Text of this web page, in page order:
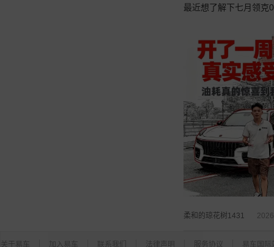
最近想了解下七月领克
柔和的琼花树1431
关于易车 加入易车 联系我们 法律声明 服务协议 易车国际